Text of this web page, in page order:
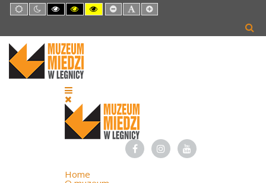
Default
mode
Night
mode
High
Contrast
mode
High
Contrast
mode
High
Contrast
mode
Set
Smaller
Set
Default
Set
Larger
Home